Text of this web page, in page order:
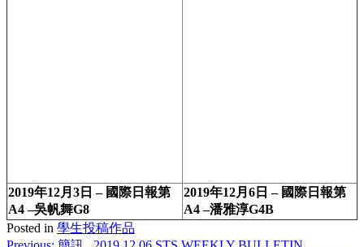
2019年12月3日 – 國際日報第
A4 –吳帆舞G8
2019年12月6日 – 國際日報第
A4 –潘雅淳G4B
Posted in 學生投稿作品